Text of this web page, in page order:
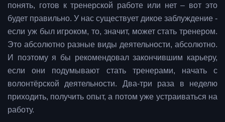
понять, готов к тренерской работе или нет – вот это
будет правильно. У нас существует дикое заблуждение -
если уж был игроком, то, значит, может стать тренером.
Это абсолютно разные виды деятельности, абсолютно.
И поэтому я бы рекомендовал закончившим карьеру,
если они подумывают стать тренерами, начать с
волонтёрской деятельности. Два-три раза в неделю
приходить, получить опыт, а потом уже устраиваться на
работу.